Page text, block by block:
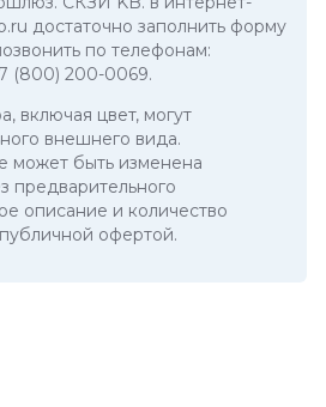
достаточно заполнить форму
по телефонам:
(800) 200-0069.
включая цвет, могут
внешнего вида.
может быть изменена
предварительного
описание и количество
офертой.